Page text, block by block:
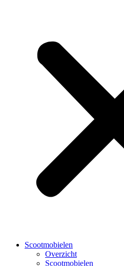
Scootmobielen
Overzicht
Scootmobielen